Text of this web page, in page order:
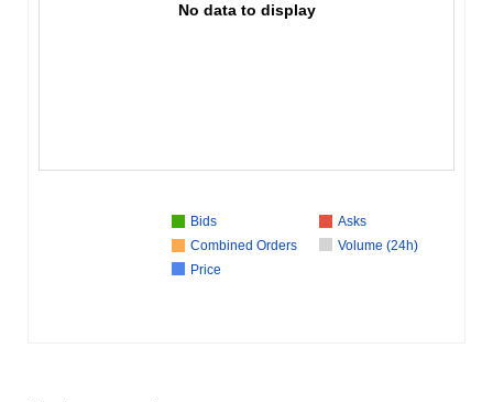
No data to display
Bids
Asks
Combined Orders
Volume (24h)
Price